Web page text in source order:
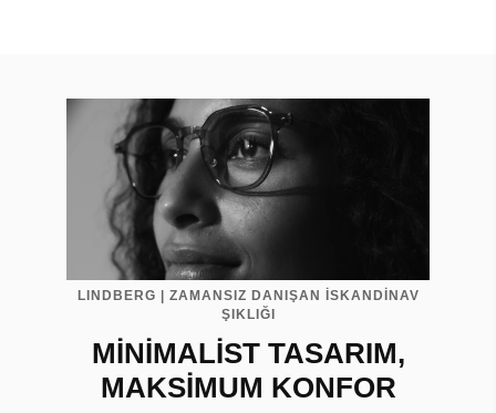
LINDBERG | ZAMANSIZ DANIŞAN İSKANDİNAV
ŞIKLIĞI
MİNİMALİST TASARIM,
MAKSİMUM KONFOR